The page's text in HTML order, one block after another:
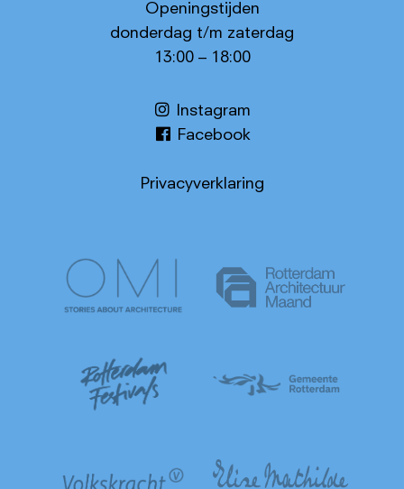
Openingstijden
donderdag t/m zaterdag
13:00 – 18:00
Instagram
Facebook
Privacyverklaring